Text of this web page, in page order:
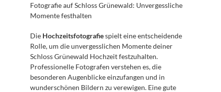
Fotografie auf Schloss Grünewald: Unvergessliche
Momente festhalten
Die Hochzeitsfotografie spielt eine entscheidende
Rolle, um die unvergesslichen Momente deiner
Schloss Grünewald Hochzeit festzuhalten.
Professionelle Fotografen verstehen es, die
besonderen Augenblicke einzufangen und in
wunderschönen Bildern zu verewigen. Eine gute